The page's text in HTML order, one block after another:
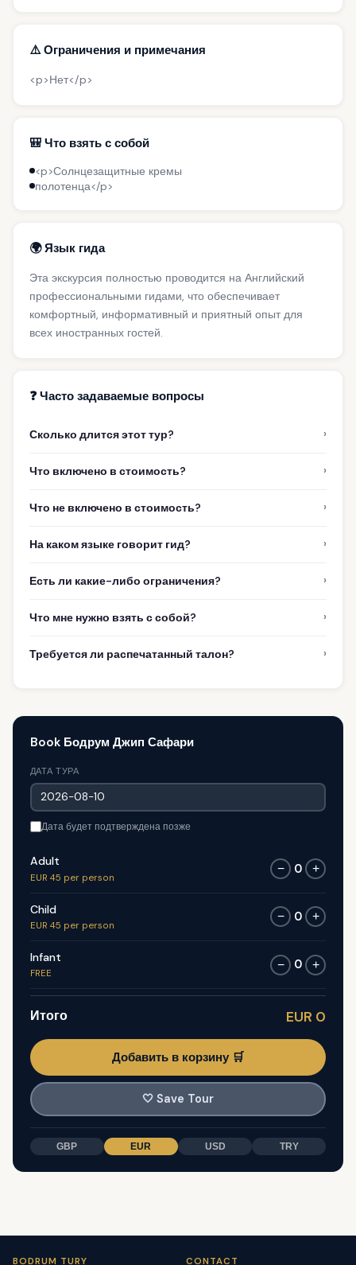
⚠️ Ограничения и примечания
<p>Нет</p>
🎒 Что взять с собой
<p>Солнцезащитные кремы
полотенца</p>
🌍 Язык гида
Эта экскурсия полностью проводится на Английский
профессиональными гидами, что обеспечивает
комфортный, информативный и приятный опыт для
всех иностранных гостей.
❓ Часто задаваемые вопросы
Сколько длится этот тур? ›
Что включено в стоимость? ›
Что не включено в стоимость? ›
На каком языке говорит гид? ›
Есть ли какие-либо ограничения? ›
Что мне нужно взять с собой? ›
Требуется ли распечатанный талон? ›
Book Бодрум Джип Сафари
ДАТА ТУРА
Дата будет подтверждена позже
Adult
EUR 45 per person
− 0 +
Child
EUR 45 per person
− 0 +
Infant
FREE
− 0 +
Итого EUR 0
Добавить в корзину 🛒
🤍 Save Tour
GBP EUR USD TRY
BODRUM TURY CONTACT